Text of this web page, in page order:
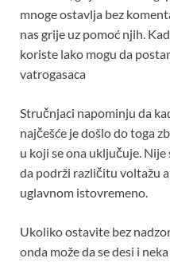
mnoge ostavlja bez
nas grije uz pomoć njih.
koriste lako mogu da
vatrogasaca
Stručnjaci napominju da
najčešće je došlo do toga
u koji se ona uključuje.
da podrži različitu voltažu
uglavnom istovremeno.
Ukoliko ostavite bez
onda može da se desi i